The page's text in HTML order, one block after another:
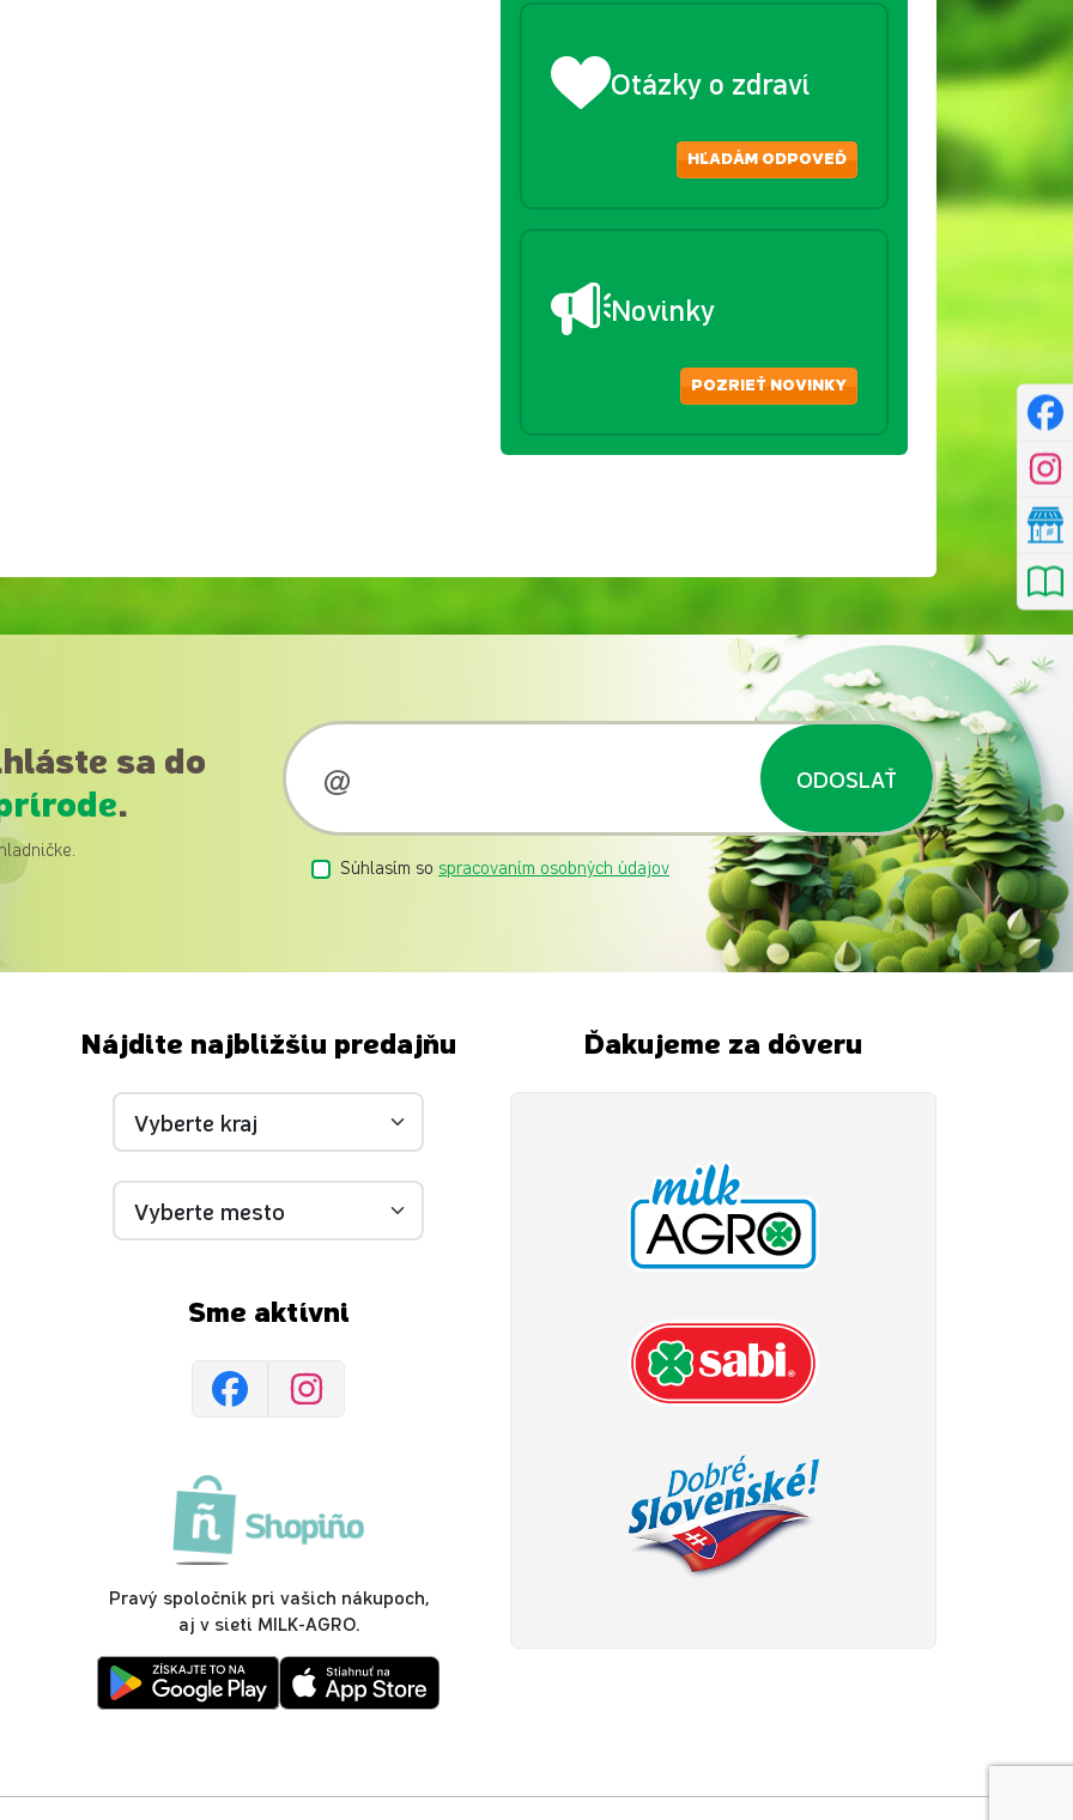
Otázky o zdraví
HĽADÁM ODPOVEĎ
Novinky
POZRIEŤ NOVINKY
sa do
.
ODOSLAŤ
Súhlasím so spracovaním osobných údajov
Nájdite najbližšiu predajňu
Sme aktívni
Pravý spoločník pri vašich nákupoch,
aj v sieti MILK-AGRO.
Ďakujeme za dôveru